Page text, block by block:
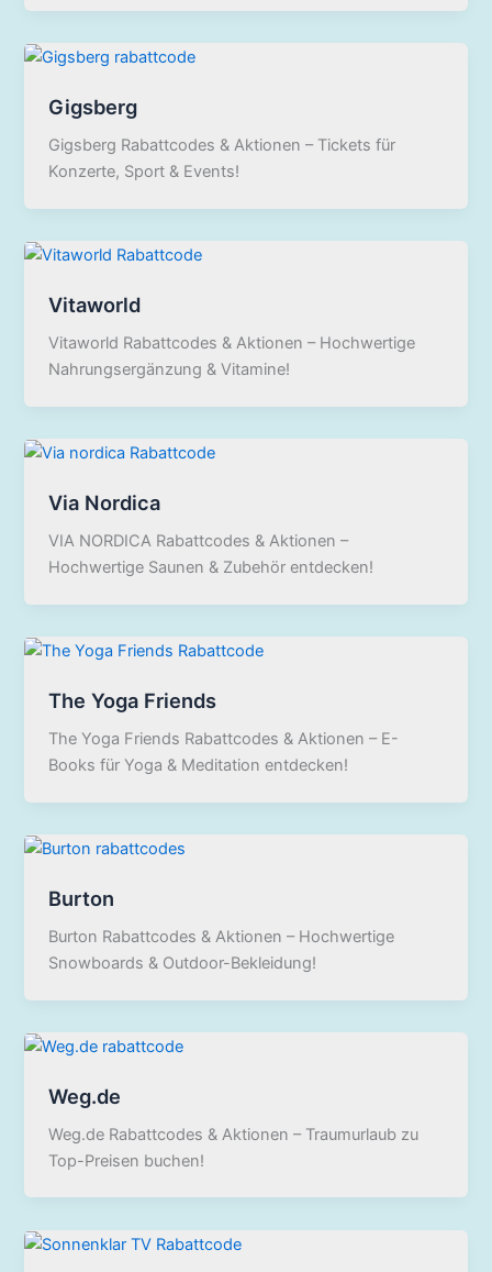
Gigsberg
Gigsberg Rabattcodes & Aktionen – Tickets für
Konzerte, Sport & Events!
Vitaworld
Vitaworld Rabattcodes & Aktionen – Hochwertige
Nahrungsergänzung & Vitamine!
Via Nordica
VIA NORDICA Rabattcodes & Aktionen –
Hochwertige Saunen & Zubehör entdecken!
The Yoga Friends
The Yoga Friends Rabattcodes & Aktionen – E-
Books für Yoga & Meditation entdecken!
Burton
Burton Rabattcodes & Aktionen – Hochwertige
Snowboards & Outdoor-Bekleidung!
Weg.de
Weg.de Rabattcodes & Aktionen – Traumurlaub zu
Top-Preisen buchen!